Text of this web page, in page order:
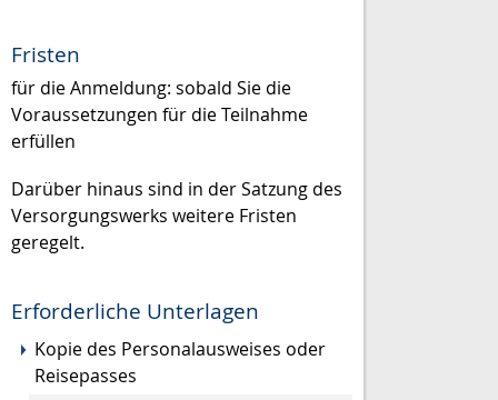
Fristen
für die Anmeldung: sobald Sie die
Voraussetzungen für die Teilnahme
erfüllen
Darüber hinaus sind in der Satzung des
Versorgungswerks weitere Fristen
geregelt.
Erforderliche Unterlagen
Kopie des Personalausweises oder
Reisepasses